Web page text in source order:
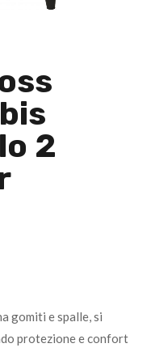
2
gomiti e spalle, si
protezione e confort